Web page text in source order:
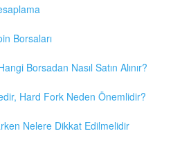
Borsaları
Borsadan Nasıl Satın Alınır?
Hard Fork Neden Önemlidir?
Nelere Dikkat Edilmelidir